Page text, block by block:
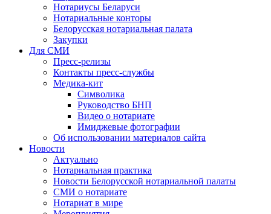
Нотариусы Беларуси
Нотариальные конторы
Белорусская нотариальная палата
Закупки
Для СМИ
Пресс-релизы
Контакты пресс-службы
Медика-кит
Символика
Руководство БНП
Видео о нотариате
Имиджевые фотографии
Об использовании материалов сайта
Новости
Актуально
Нотариальная практика
Новости Белорусской нотариальной палаты
СМИ о нотариате
Нотариат в мире